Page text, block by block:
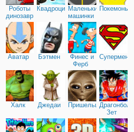
Роботы
динозавры
КвадроциклыМаленькие
машинки
Покемоны
Аватар Бэтмен
Финес и
Ферб
Супермен
Халк Джедаи ПришельцыДрагонболл
Зет